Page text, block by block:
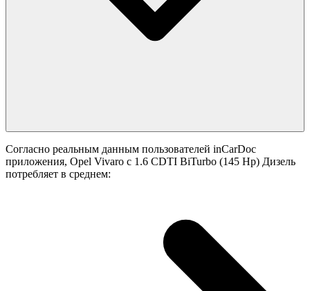
Согласно реальным данным пользователей inCarDoc
приложения, Opel Vivaro с 1.6 CDTI BiTurbo (145 Hp) Дизель
потребляет в среднем: